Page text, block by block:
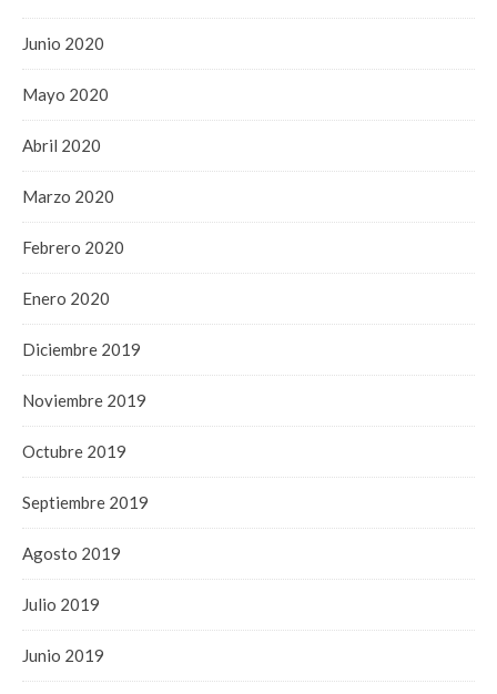
Junio 2020
Mayo 2020
Abril 2020
Marzo 2020
Febrero 2020
Enero 2020
Diciembre 2019
Noviembre 2019
Octubre 2019
Septiembre 2019
Agosto 2019
Julio 2019
Junio 2019